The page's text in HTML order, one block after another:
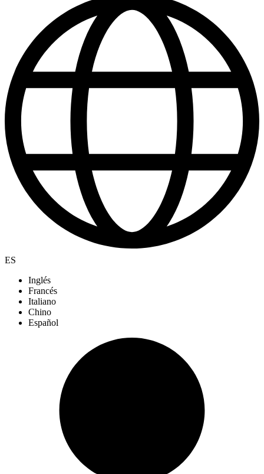
ES
Inglés
Francés
Italiano
Chino
Español